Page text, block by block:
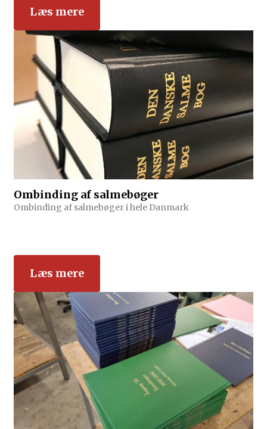
Læs mere
Ombinding af salmebøger
Ombinding af salmebøger i hele Danmark
Læs mere